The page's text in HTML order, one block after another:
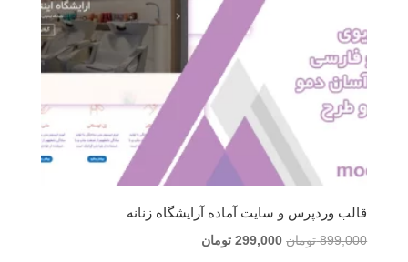
قالب وردپرس و سایت آماده آرایشگاه زنانه
899,000 تومان قیمت
299,000 تومانقیمت